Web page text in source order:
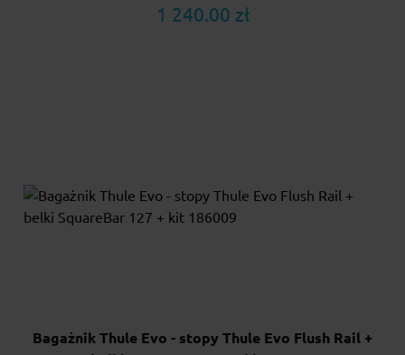
1 240.00 zł
Bagażnik Thule Evo - stopy Thule Evo Flush Rail +